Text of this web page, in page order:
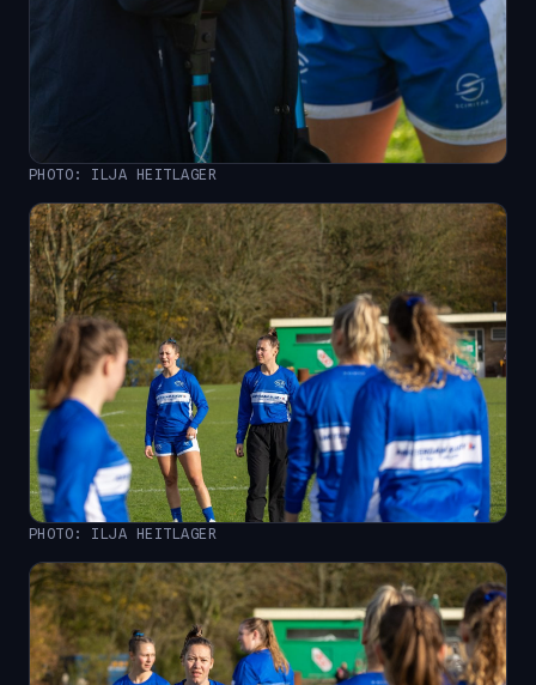
PHOTO: ILJA HEITLAGER
PHOTO: ILJA HEITLAGER